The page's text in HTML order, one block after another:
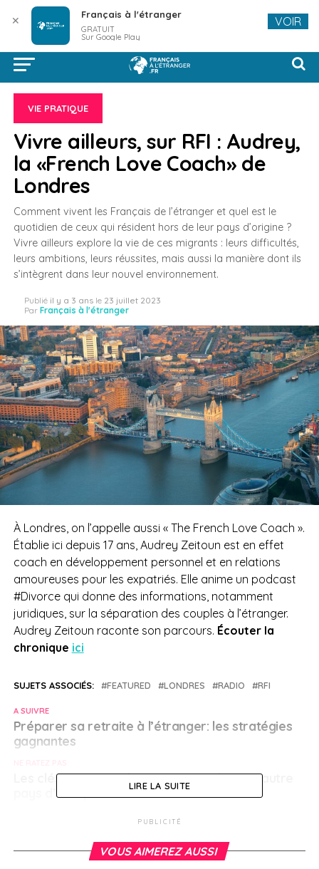
VIE PRATIQUE
Vivre ailleurs, sur RFI : Audrey,
la «French Love Coach» de
Londres
Comment vivent les Français de l’étranger et quel est le
quotidien de ceux qui résident hors de leur pays d’origine ?
Vivre ailleurs explore la vie de ces migrants : leurs difficultés,
leurs ambitions, leurs réussites, mais aussi la manière dont ils
s’intègrent dans leur nouvel environnement.
Publié il y a 3 ans le 23 juillet 2023
Par Français à l'étranger
À Londres, on l’appelle aussi « The French Love Coach ».
Établie ici depuis 17 ans, Audrey Zeitoun est en effet
coach en développement personnel et en relations
amoureuses pour les expatriés. Elle anime un podcast
#Divorce qui donne des informations, notamment
juridiques, sur la séparation des couples à l’étranger.
Audrey Zeitoun raconte son parcours. Écouter la
chronique ici
SUJETS ASSOCIÉS: FEATURED LONDRES RADIO RFI
A SUIVRE
Préparer sa retraite à l’étranger: les stratégies
gagnantes
Les clés pour prendre sa retraite dans un autre
pays d’Europe
Français à l'étranger
LIRE LA SUITE
PUBLICITÉ
VOUS AIMEREZ AUSSI
✕ Français à l'étranger
GRATUIT
Sur Google Play
VOIR